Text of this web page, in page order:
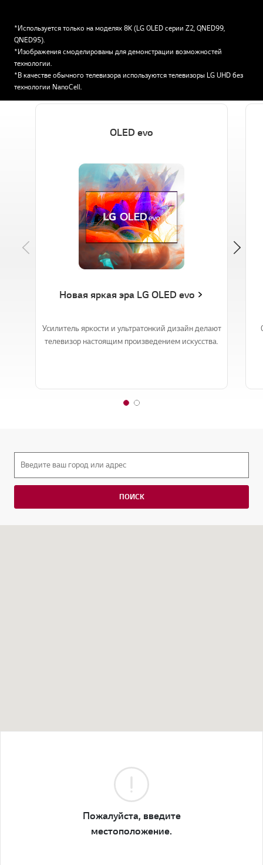
*Используется только на моделях 8K (LG OLED серии Z2, QNED99,
QNED95).
*Изображения смоделированы для демонстрации возможностей
технологии.
*В качестве обычного телевизора используются телевизоры LG UHD без
технологии NanoCell.
Previous
OLED evo
Новая яркая эра LG OLED evo
Усилитель яркости и ультратонкий дизайн делают
телевизор настоящим произведением искусства.
1 2
ПОИСК
Пожалуйста, введите
местоположение.